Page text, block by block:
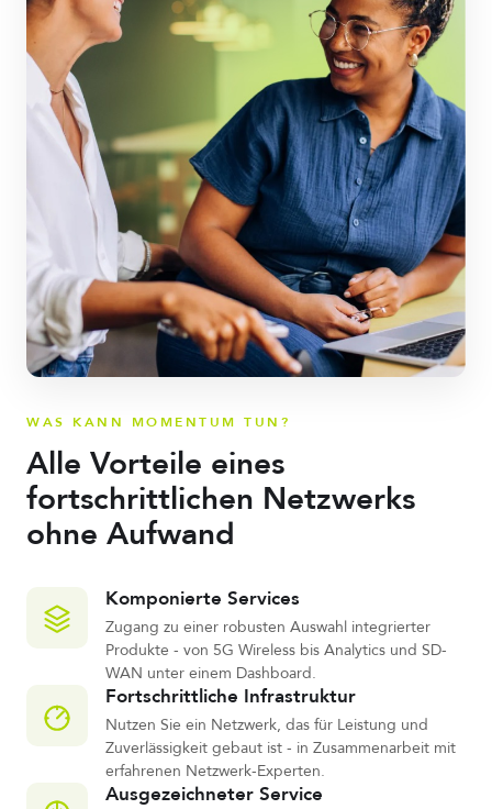
WAS KANN MOMENTUM TUN?
Alle Vorteile eines
fortschrittlichen Netzwerks
ohne Aufwand
Komponierte Services
Zugang zu einer robusten Auswahl integrierter
Produkte - von 5G Wireless bis Analytics und SD-
WAN unter einem Dashboard.
Fortschrittliche Infrastruktur
Nutzen Sie ein Netzwerk, das für Leistung und
Zuverlässigkeit gebaut ist - in Zusammenarbeit mit
erfahrenen Netzwerk-Experten.
Ausgezeichneter Service